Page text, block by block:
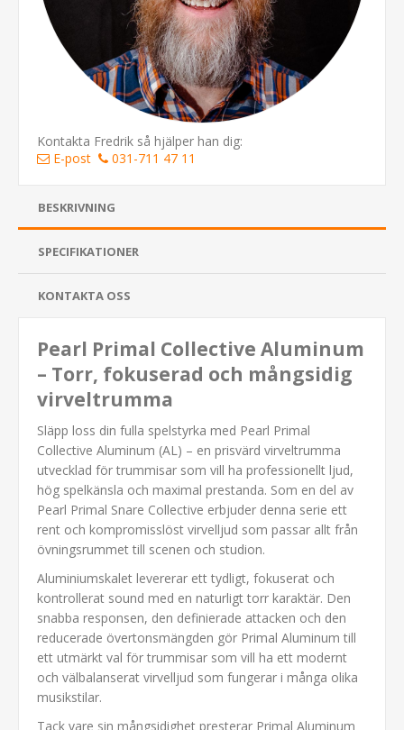
Kontakta Fredrik så hjälper han dig:
E-post
031-711 47 11
BESKRIVNING
SPECIFIKATIONER
KONTAKTA OSS
Pearl Primal Collective Aluminum
– Torr, fokuserad och mångsidig
virveltrumma
Släpp loss din fulla spelstyrka med Pearl Primal
Collective Aluminum (AL) – en prisvärd virveltrumma
utvecklad för trummisar som vill ha professionellt ljud,
hög spelkänsla och maximal prestanda. Som en del av
Pearl Primal Snare Collective erbjuder denna serie ett
rent och kompromisslöst virvelljud som passar allt från
övningsrummet till scenen och studion.
Aluminiumskalet levererar ett tydligt, fokuserat och
kontrollerat sound med en naturligt torr karaktär. Den
snabba responsen, den definierade attacken och den
reducerade övertonsmängden gör Primal Aluminum till
ett utmärkt val för trummisar som vill ha ett modernt
och välbalanserat virvelljud som fungerar i många olika
musikstilar.
Tack vare sin mångsidighet presterar Primal Aluminum